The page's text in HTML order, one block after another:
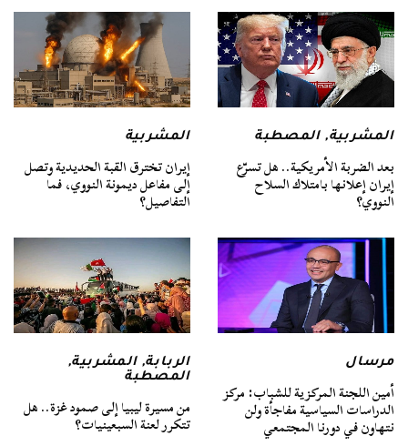
المشربية,المصطبة
بعد الضربة الأمريكية.. هل تسرّع
إيران إعلانها بامتلاك السلاح
النووي؟
المشربية
إيران تخترق القبة الحديدية وتصل
إلى مفاعل ديمونة النووي، فما
التفاصيل؟
مرسال
أمين اللجنة المركزية للشباب: مركز
الدراسات السياسية مفاجأة ولن
نتهاون في دورنا المجتمعي
الربابة,المشربية,
المصطبة
من مسيرة ليبيا إلى صمود غزة.. هل
تتكرر لعنة السبعينيات؟